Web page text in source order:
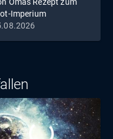
Imperium